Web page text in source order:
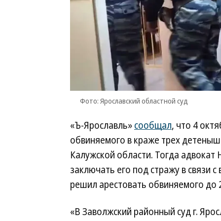
Фото: Ярославский областной суд
«Ъ-Ярославль»сообщал, что 4
обвиняемого в краже трех
Калужской области. Тогда
заключать его под стражу в связи
решил арестовать обвиняемого до
«В Заволжский районный суд г.